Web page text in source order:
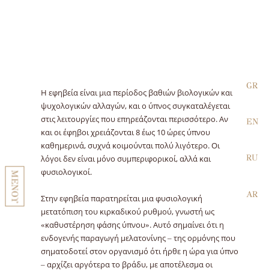
ΜΕΝΟΥ
GR
EN
RU
AR
Η εφηβεία είναι μια περίοδος βαθιών βιολογικών και
ψυχολογικών αλλαγών, και ο ύπνος συγκαταλέγεται
στις λειτουργίες που επηρεάζονται περισσότερο. Αν
και οι έφηβοι χρειάζονται 8 έως 10 ώρες ύπνου
καθημερινά, συχνά κοιμούνται πολύ λιγότερο. Οι
λόγοι δεν είναι μόνο συμπεριφορικοί, αλλά και
φυσιολογικοί.
Στην εφηβεία παρατηρείται μια φυσιολογική
μετατόπιση του κιρκαδικού ρυθμού, γνωστή ως
«καθυστέρηση φάσης ύπνου». Αυτό σημαίνει ότι η
ενδογενής παραγωγή μελατονίνης – της ορμόνης που
σηματοδοτεί στον οργανισμό ότι ήρθε η ώρα για ύπνο
– αρχίζει αργότερα το βράδυ, με αποτέλεσμα οι